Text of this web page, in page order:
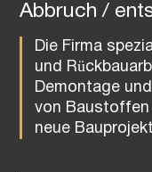
Abbruch /
Die Firma
und
Demontage
von Baustoffen
neue